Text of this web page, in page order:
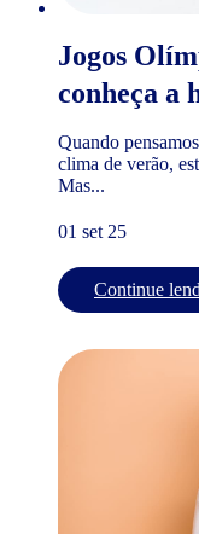
Jogos
conheça a
Quando
clima de verão,
Mas...
01 set 25
Continue